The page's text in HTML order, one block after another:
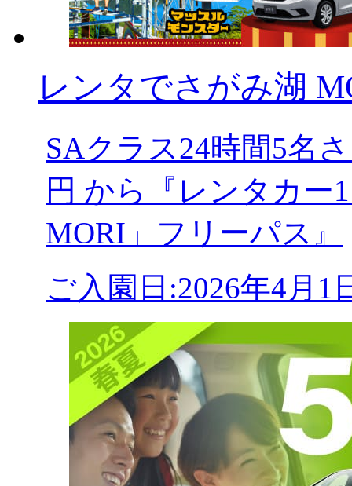
レンタでさがみ湖
SAクラス24時間5名
円 から『レンタカー
MORI」フリーパス』
ご入園日:2026年4月1